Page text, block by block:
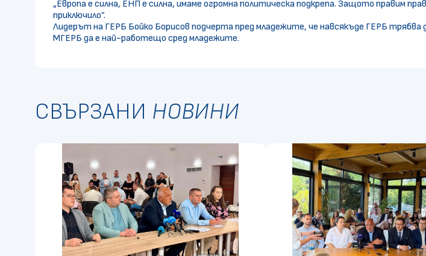
„Европа е силна, ЕНП е силна, имаме огромна политическа подкрепа. Защото правим
приключило”.
Лидерът на ГЕРБ Бойко Борисов подчерта пред младежите, че навсякъде ГЕРБ
МГЕРБ да е най-работещо сред младежите.
СВЪРЗАНИ НОВИНИ